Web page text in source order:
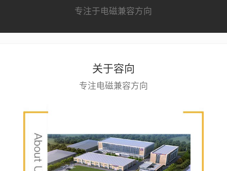
专注于电磁兼容方向
关于容向
专注电磁兼容方向